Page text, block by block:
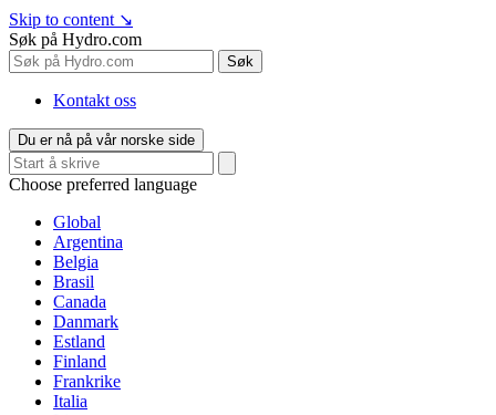
Skip to content ↘
Søk på Hydro.com
Søk
Kontakt oss
Du er nå på vår norske side
Choose preferred language
Global
Argentina
Belgia
Brasil
Canada
Danmark
Estland
Finland
Frankrike
Italia